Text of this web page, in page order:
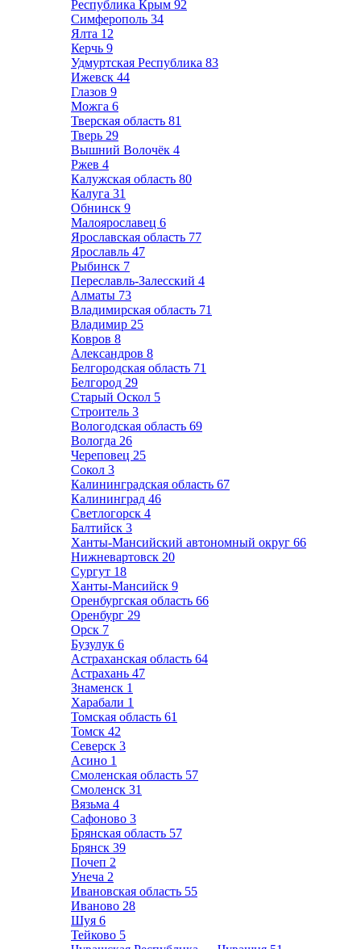
Республика Крым 92
Симферополь 34
Ялта 12
Керчь 9
Удмуртская Республика 83
Ижевск 44
Глазов 9
Можга 6
Тверская область 81
Тверь 29
Вышний Волочёк 4
Ржев 4
Калужская область 80
Калуга 31
Обнинск 9
Малоярославец 6
Ярославская область 77
Ярославль 47
Рыбинск 7
Переславль-Залесский 4
Алматы 73
Владимирская область 71
Владимир 25
Ковров 8
Александров 8
Белгородская область 71
Белгород 29
Старый Оскол 5
Строитель 3
Вологодская область 69
Вологда 26
Череповец 25
Сокол 3
Калининградская область 67
Калининград 46
Светлогорск 4
Балтийск 3
Ханты-Мансийский автономный округ 66
Нижневартовск 20
Сургут 18
Ханты-Мансийск 9
Оренбургская область 66
Оренбург 29
Орск 7
Бузулук 6
Астраханская область 64
Астрахань 47
Знаменск 1
Харабали 1
Томская область 61
Томск 42
Северск 3
Асино 1
Смоленская область 57
Смоленск 31
Вязьма 4
Сафоново 3
Брянская область 57
Брянск 39
Почеп 2
Унеча 2
Ивановская область 55
Иваново 28
Шуя 6
Тейково 5